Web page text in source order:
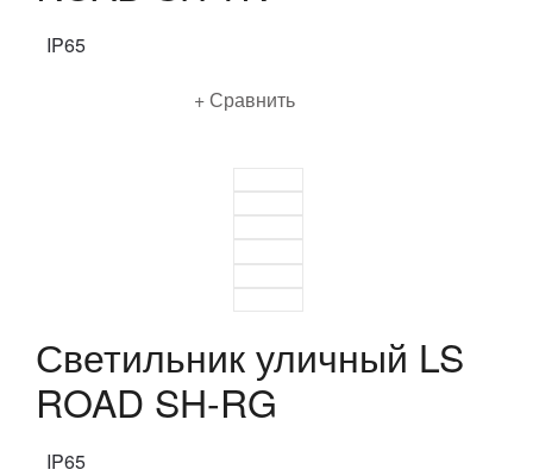
IP65
Сравнить
Светильник уличный LS
ROAD SH-RG
IP65